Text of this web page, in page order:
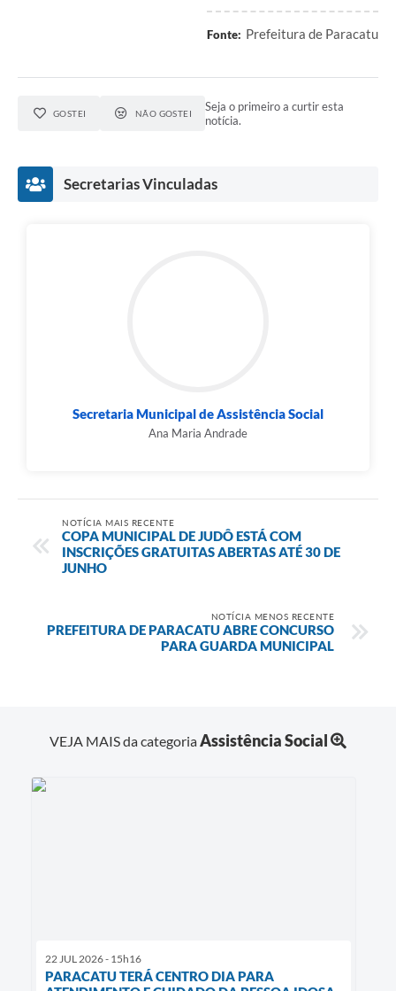
Fonte: Prefeitura de Paracatu
GOSTEI NÃO GOSTEI
Seja o primeiro a curtir esta
notícia.
Secretarias Vinculadas
Secretaria Municipal de Assistência Social
Ana Maria Andrade
NOTÍCIA MAIS RECENTE
COPA MUNICIPAL DE JUDÔ ESTÁ COM
INSCRIÇÕES GRATUITAS ABERTAS ATÉ 30 DE
JUNHO
NOTÍCIA MENOS RECENTE
PREFEITURA DE PARACATU ABRE CONCURSO
PARA GUARDA MUNICIPAL
VEJA MAIS da categoriaAssistência Social
22 JUL 2026 - 15h16
PARACATU TERÁ CENTRO DIA PARA